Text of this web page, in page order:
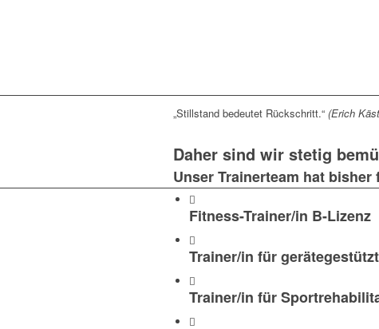
„Stillstand bedeutet Rückschritt.“ (Erich
Daher sind wir stetig
Unser Trainerteam hat
Fitness-Trainer/in B-Lizenz
Trainer/in für
Trainer/in für